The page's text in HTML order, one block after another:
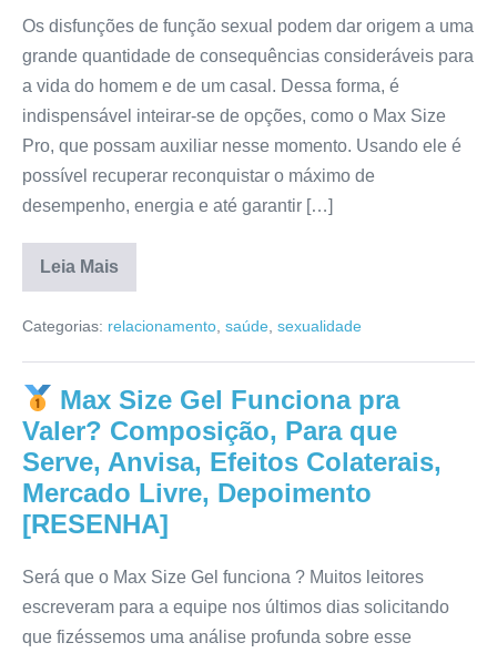
Os disfunções de função sexual podem dar origem a uma
grande quantidade de consequências consideráveis para
a vida do homem e de um casal. Dessa forma, é
indispensável inteirar-se de opções, como o Max Size
Pro, que possam auxiliar nesse momento. Usando ele é
possível recuperar reconquistar o máximo de
desempenho, energia e até garantir […]
Leia Mais
Max
Pro
Mesmo?
Aqui,
Depoimento,
Efeitos
Colaterais,
Bula,
Onde
Comprar,
Para
[RESENHA]
Categorias: relacionamento saúde sexualidade
Max Size Gel Funciona pra
Valer? Composição, Para que
Serve, Anvisa, Efeitos Colaterais,
Mercado Livre, Depoimento
[RESENHA]
Será que o Max Size Gel funciona ? Muitos leitores
escreveram para a equipe nos últimos dias solicitando
que fizéssemos uma análise profunda sobre esse